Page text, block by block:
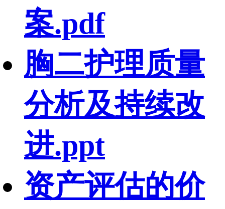
案.pdf
胸二护理质量
分析及持续改
进.ppt
资产评估的价